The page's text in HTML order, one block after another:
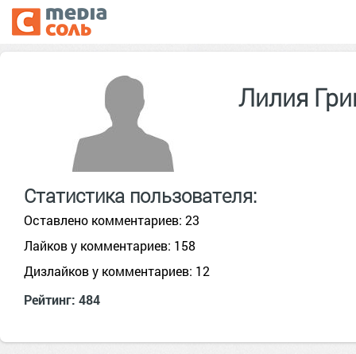
Лилия
Статистика пользователя:
Оставлено комментариев: 23
Лайков у комментариев: 158
Дизлайков у комментариев: 12
Рейтинг: 484